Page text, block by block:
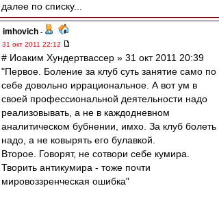
далее по списку...
imhovich -
31 окт 2011 22:12
# Иоаким Хундертвассер » 31 окт 2011 20:39
"Первое. Боление за клуб суть занятие само по
себе довольно иррациональное. А вот ум в
своей профессиональной деятельности надо
реализовывать, а не в каждодневном
аналитическом бубнении, имхо. За клуб болеть
надо, а не ковырять его булавкой.
Второе. Говорят, не сотвори себе кумира.
Творить антикумира - тоже почти
мировоззренческая ошибка"